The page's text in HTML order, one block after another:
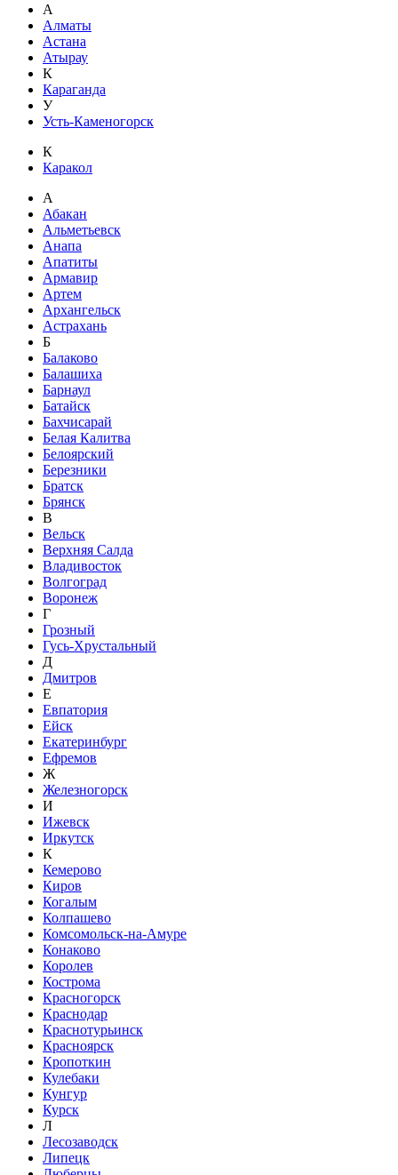
А
Алматы
Астана
Атырау
К
Караганда
У
Усть-Каменогорск
К
Каракол
А
Абакан
Альметьевск
Анапа
Апатиты
Армавир
Артем
Архангельск
Астрахань
Б
Балаково
Балашиха
Барнаул
Батайск
Бахчисарай
Белая Калитва
Белоярский
Березники
Братск
Брянск
В
Вельск
Верхняя Салда
Владивосток
Волгоград
Воронеж
Г
Грозный
Гусь-Хрустальный
Д
Дмитров
Е
Евпатория
Ейск
Екатеринбург
Ефремов
Ж
Железногорск
И
Ижевск
Иркутск
К
Кемерово
Киров
Когалым
Колпашево
Комсомольск-на-Амуре
Конаково
Королев
Кострома
Красногорск
Краснодар
Краснотурьинск
Красноярск
Кропоткин
Кулебаки
Кунгур
Курск
Л
Лесозаводск
Липецк